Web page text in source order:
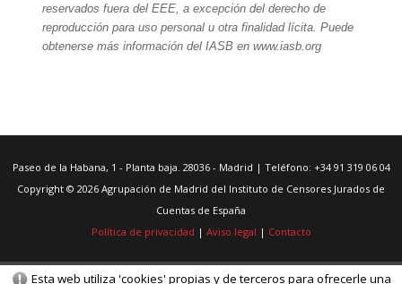
Esta web utiliza 'cookies' propias y de terceros para ofrecerle una
reservados fuera del EEE, a excepción del derecho de
reproducción para uso personal u otra finalidad lícita. Puede
obtenerse más información del IASB en www.iasb.org
Paseo de la Habana, 1 - Planta baja. 28036 - Madrid | Teléfono: +34 91 319 06 04
Copyright © 2026 Agrupación de Madrid del Instituto de Censores Jurados de
Cuentas de España
Política de privacidad | Aviso legal | Contacto